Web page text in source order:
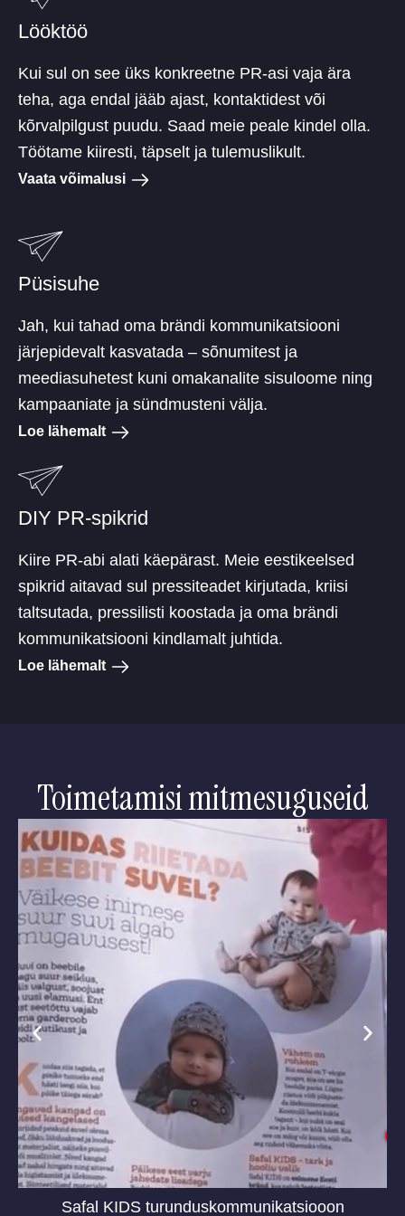
Lööktöö
Kui sul on see üks konkreetne PR-asi vaja ära
teha, aga endal jääb ajast, kontaktidest või
kõrvalpilgust puudu. Saad meie peale kindel olla.
Töötame kiiresti, täpselt ja tulemuslikult.
Vaata võimalusi
Püsisuhe
Jah, kui tahad oma brändi kommunikatsiooni
järjepidevalt kasvatada – sõnumitest ja
meediasuhetest kuni omakanalite sisuloome ning
kampaaniate ja sündmusteni välja.
Loe lähemalt
DIY PR-spikrid
Kiire PR-abi alati käepärast. Meie eestikeelsed
spikrid aitavad sul pressiteadet kirjutada, kriisi
taltsutada, pressilisti koostada ja oma brändi
kommunikatsiooni kindlamalt juhtida.
Loe lähemalt
Toimetamisi mitmesuguseid
Safal KIDS turunduskommunikatsiooon